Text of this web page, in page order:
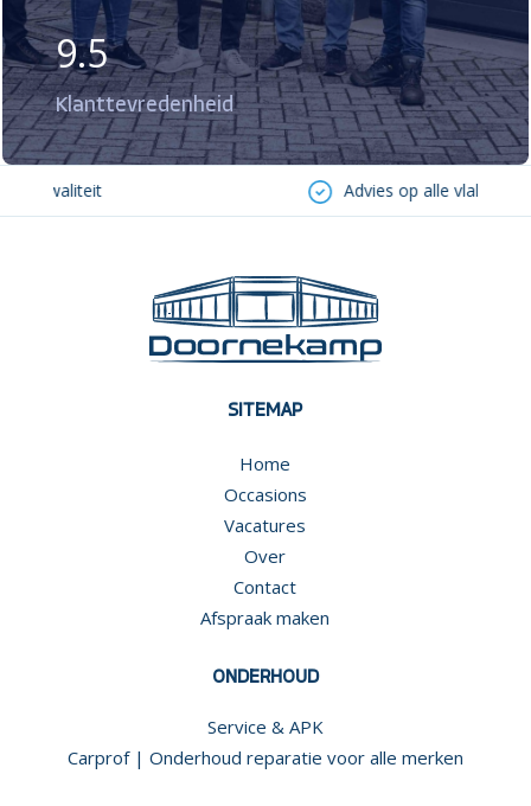
9.5
Klanttevredenheid
Advies op alle vlakken
SITEMAP
Home
Occasions
Vacatures
Over
Contact
Afspraak maken
ONDERHOUD
Service & APK
Carprof | Onderhoud reparatie voor alle merken